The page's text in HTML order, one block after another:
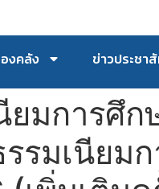
งคลัง ข่าวประชา
มการศึก
รรมเนีย